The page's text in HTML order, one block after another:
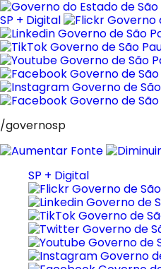
Pular
para
o
conteúdo
SP + Digital
/governosp
SP + Digital